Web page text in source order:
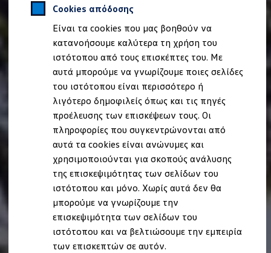
Cookies απόδοσης
Είναι τα cookies που μας βοηθούν να
κατανοήσουμε καλύτερα τη χρήση του
ιστότοπου από τους επισκέπτες του. Με
αυτά μπορούμε να γνωρίζουμε ποιες σελίδες
του ιστότοπου είναι περισσότερο ή
λιγότερο δημοφιλείς όπως και τις πηγές
προέλευσης των επισκέψεων τους. Οι
πληροφορίες που συγκεντρώνονται από
αυτά τα cookies είναι ανώνυμες και
χρησιμοποιούνται για σκοπούς ανάλυσης
της επισκεψιμότητας των σελίδων του
ιστότοπου και μόνο. Χωρίς αυτά δεν θα
μπορούμε να γνωρίζουμε την
επισκεψιμότητα των σελίδων του
ιστότοπου και να βελτιώσουμε την εμπειρία
των επισκεπτών σε αυτόν.
Χρηματοδότηση και Leasing
Volkswagen Easy Living
Χρηματοδότηση Auto Credit
Χρηματοδότηση Classic Credit
Καινοτόμες Τεχνολογίες
Ιδιοκτήτες και υπηρεσίες After Sales
myVolkswagen
Service και γνήσια ανταλλακτικά
Επιθεώρηση & ΚΤΕΟ
Επισκευές & έλεγχοι
Λιπαντικά κινητήρα και υγρά
Τροχοί και ελαστικά
Οδική Βοήθεια
Volkswagen Service
Ανταλλακτικά Volkswagen
Γνήσια αξεσουάρ Volkswagen
Γνήσια αξεσουάρ Volkswagen ειδικά για κάθε
Εσωτερική και εξωτερική προστασία
Λύσεις μεταφοράς και αποσκευών
Ψυχαγωγία και ηλεκτρονικές συσκευές
Εξατομίκευση
Επιτοίχιος σταθμός φόρτισης και καλώδια
Συλλογές Lifestyle